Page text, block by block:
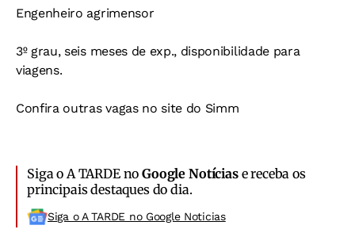
Engenheiro agrimensor
3º grau, seis meses de exp., disponibilidade para
viagens.
Confira outras vagas no site do Simm
Siga o A TARDE noGoogle Notíciase receba os
principais destaques do dia.
Siga o A TARDE no Google Noticias